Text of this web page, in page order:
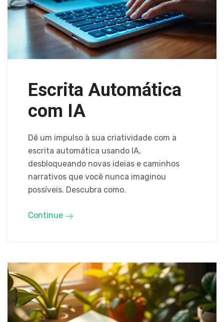
Escrita Automática
com IA
Dê um impulso à sua criatividade com a
escrita automática usando IA,
desbloqueando novas ideias e caminhos
narrativos que você nunca imaginou
possíveis. Descubra como.
Continue